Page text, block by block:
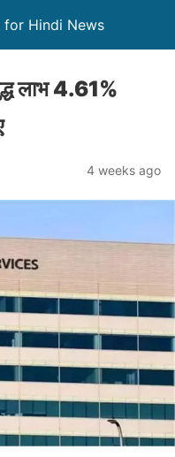
for Hindi News
लाभ 4.61%
4 weeks ago